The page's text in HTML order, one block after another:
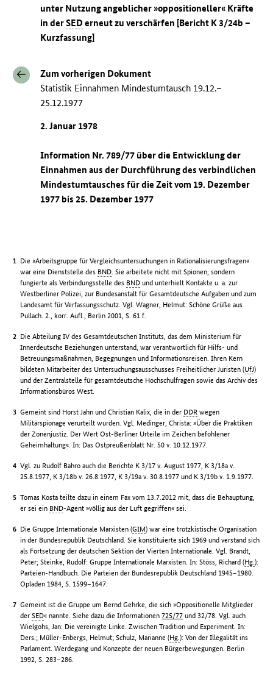
unter Nutzung angeblicher »oppositioneller« Kräfte
in derSED erneut zu verschärfen [Bericht K 3/24b –
Kurzfassung]
Zum vorherigen Dokument
Statistik Einnahmen Mindestumtausch 19.12.–
25.12.1977
2. Januar 1978
Information Nr. 789/77 über die Entwicklung der
Einnahmen aus der Durchführung des verbindlichen
Mindestumtausches für die Zeit vom 19. Dezember
1977 bis 25. Dezember 1977
Die »Arbeitsgruppe für Vergleichsuntersuchungen in Rationalisierungsfragen«
war eine Dienststelle des BND. Sie arbeitete nicht mit Spionen, sondern
fungierte als Verbindungsstelle des BND und unterhielt Kontakte u. a. zur
Westberliner Polizei, zur Bundesanstalt für Gesamtdeutsche Aufgaben und zum
Landesamt für Verfassungsschutz. Vgl. Wagner, Helmut: Schöne Grüße aus
Pullach. 2., korr. Aufl., Berlin 2001, S. 61 f.
Die Abteilung IV des Gesamtdeutschen Instituts, das dem Ministerium für
Innerdeutsche Beziehungen unterstand, war verantwortlich für Hilfs- und
Betreuungsmaßnahmen, Begegnungen und Informationsreisen. Ihren Kern
bildeten Mitarbeiter des Untersuchungsausschusses Freiheitlicher Juristen (UfJ)
und der Zentralstelle für gesamtdeutsche Hochschulfragen sowie das Archiv des
Informationsbüros West.
Gemeint sind Horst Jahn und Christian Kalix, die in der DDR wegen
Militärspionage verurteilt wurden. Vgl. Medinger, Christa: »Über die Praktiken
der Zonenjustiz. Der Wert Ost-Berliner Urteile im Zeichen befohlener
Geheimhaltung«. In: Das Ostpreußenblatt Nr. 50 v. 10.12.1977.
Vgl. zu Rudolf Bahro auch die Berichte K 3/17 v. August 1977, K 3/18a v.
25.8.1977, K 3/18b v. 26.8.1977, K 3/19a v. 30.8.1977 und K 3/19b v. 1.9.1977.
Tomas Kosta teilte dazu in einem Fax vom 13.7.2012 mit, dass die Behauptung,
er sei ein BND-Agent »völlig aus der Luft gegriffen« sei.
Die Gruppe Internationale Marxisten (GIM) war eine trotzkistische Organisation
in der Bundesrepublik Deutschland. Sie konstituierte sich 1969 und verstand sich
als Fortsetzung der deutschen Sektion der Vierten Internationale. Vgl. Brandt,
Peter; Steinke, Rudolf: Gruppe Internationale Marxisten. In: Stöss, Richard (Hg.):
Parteien-Handbuch. Die Parteien der Bundesrepublik Deutschland 1945–1980.
Opladen 1984, S. 1599–1647.
Gemeint ist die Gruppe um Bernd Gehrke, die sich »Oppositionelle Mitglieder
derSED« nannte. Siehe dazu die Informationen725/77 und 32/78. Vgl. auch
Wielgohs, Jan: Die vereinigte Linke. Zwischen Tradition und Experiment. In:
Ders.; Müller-Enbergs, Helmut; Schulz, Marianne (Hg.): Von der Illegalität ins
Parlament. Werdegang und Konzepte der neuen Bürgerbewegungen. Berlin
1992, S. 283–286.